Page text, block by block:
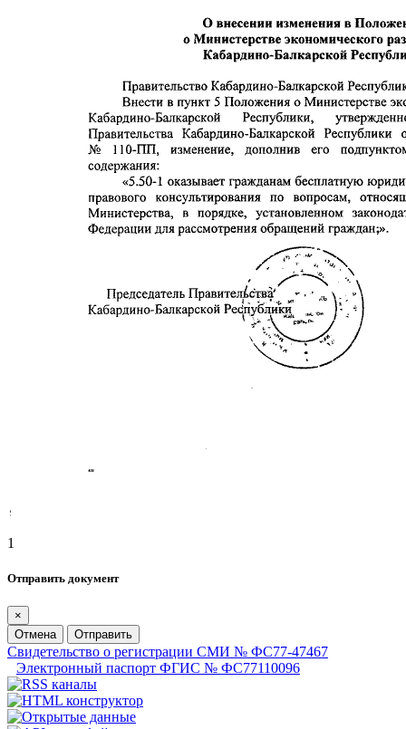
1
Отправить документ
×
Отмена
Отправить
Свидетельство о регистрации СМИ № ФС77-47467
Электронный паспорт ФГИС № ФС77110096